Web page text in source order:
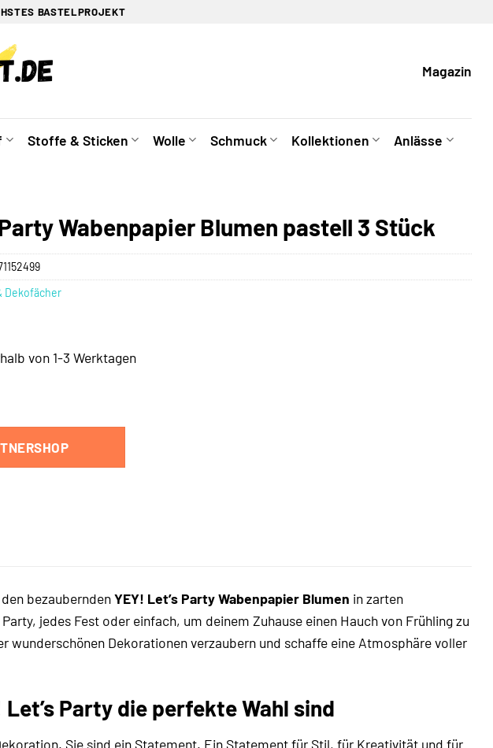
BASTELPROJEKT
Magazin
Stoffe & Sticken Wolle Schmuck Kollektionen Anlässe
Party Wabenpapier Blumen pastell 3 Stück
von 1-3 Werktagen
Dekofächer
bezauberndenYEY! Let’s Party Wabenpapier Blumen in zarten
jedes Fest oder einfach, um deinem Zuhause einen Hauch von Frühling zu
Dekorationen verzaubern und schaffe eine Atmosphäre voller
Party die perfekte Wahl sind
Sie sind ein Statement. Ein Statement für Stil, für Kreativität und für